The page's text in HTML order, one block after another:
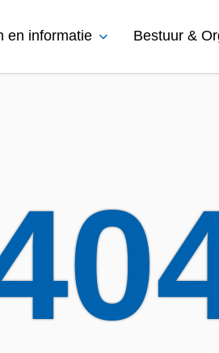
en informatie Bestuur &